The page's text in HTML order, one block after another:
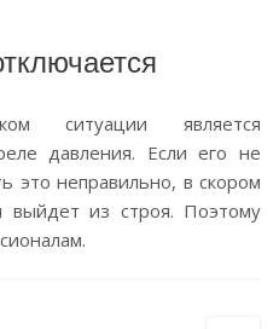
ситуации является
давления. Если его не
это неправильно, в скором
выйдет из строя. Поэтому